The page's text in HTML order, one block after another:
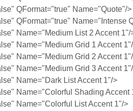
QFormat="true" Name="Quote"/>
QFormat="true" Name="Intense
Name="Medium List 2 Accent 1"/
Name="Medium Grid 1 Accent
Name="Medium Grid 2 Accent
Name="Medium Grid 3 Accent
Name="Dark List Accent 1"/>
Name="Colorful Shading Accent
Name="Colorful List Accent 1"/>